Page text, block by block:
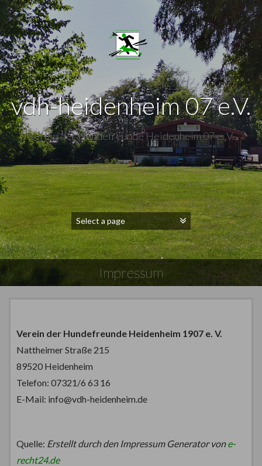
vdh-heidenheim 07 e.V.
Verein der Hundefreunde Heidenheim 07 e. V.
Impressum
Verein der Hundefreunde Heidenheim 1907 e. V.
Nattheimer Straße 215
89520 Heidenheim
Telefon: 07321/6 63 16
E-Mail: info@vdh-heidenheim.de
Quelle: Erstellt durch den Impressum Generator vone-
recht24.de